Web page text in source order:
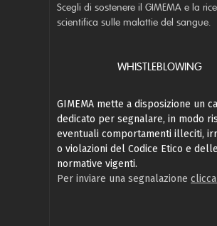
Scegli di sostenere il GIMEMA e la
scientifica sulle malattie del sangue.
WHISTLEBLOWING
GIMEMA mette a disposizione un
dedicato per segnalare, in modo
eventuali comportamenti illeciti,
o violazioni del Codice Etico e delle
normative vigenti.
Per inviare una segnalazione